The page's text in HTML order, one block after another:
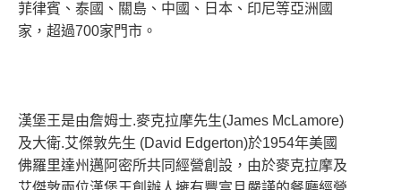
菲律賓、泰國、關島、中國、日本、印尼等亞洲國
家，超過700家門市。
漢堡王是由詹姆士.麥克拉摩先生(James McLamore)
及大衛.艾傑敦先生 (David Edgerton)於1954年美國
佛羅里達州邁阿密所共同經營創設，由於麥克拉摩及